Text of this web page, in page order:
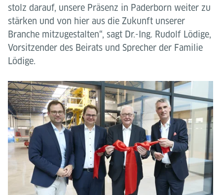
stolz darauf, unsere Präsenz in Paderborn weiter zu
stärken und von hier aus die Zukunft unserer
Branche mitzugestalten“, sagt Dr.-Ing. Rudolf Lödige,
Vorsitzender des Beirats und Sprecher der Familie
Lödige.